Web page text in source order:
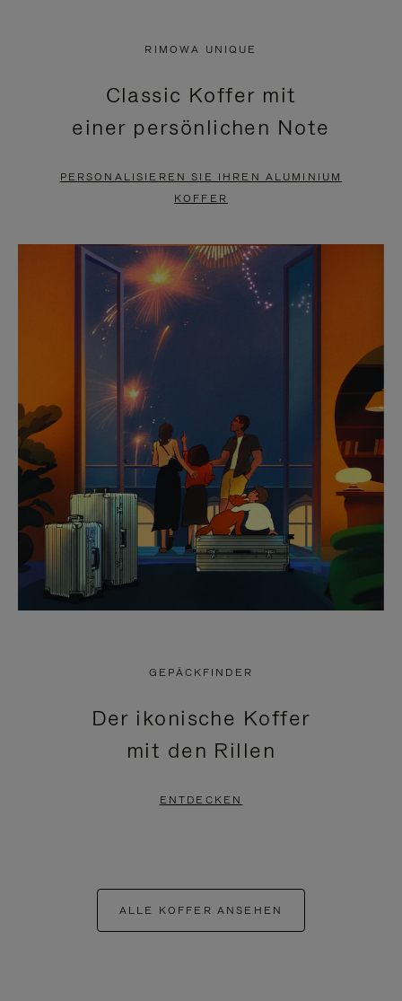
PAUSIERT,
BITTE
DRÜCKEN
ANZUHALTEN
KLICKEN
SIE
ZUM
AUFHEBEN
STUMMSCHALTUNG
RIMOWA UNIQUE
Classic Koffer mit
einer persönlichen Note
PERSONALISIEREN SIE IHREN ALUMINIUM
KOFFER
GEPÄCKFINDER
Der ikonische Koffer
mit den Rillen
ENTDECKEN
ALLE KOFFER ANSEHEN